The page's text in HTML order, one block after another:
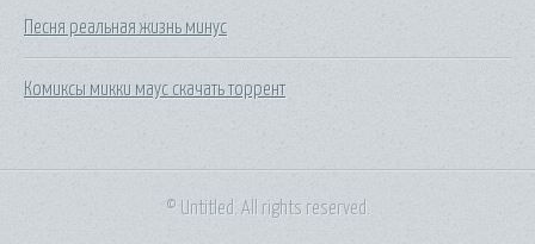
Песня реальная жизнь минус
Комиксы микки маус скачать торрент
© Untitled. All rights reserved.